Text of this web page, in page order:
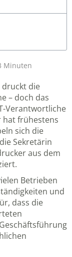
Minuten
druckt die
– doch das
Verantwortliche
hat frühestens
sich die
Sekretärin
aus dem
Betrieben
und
dass die